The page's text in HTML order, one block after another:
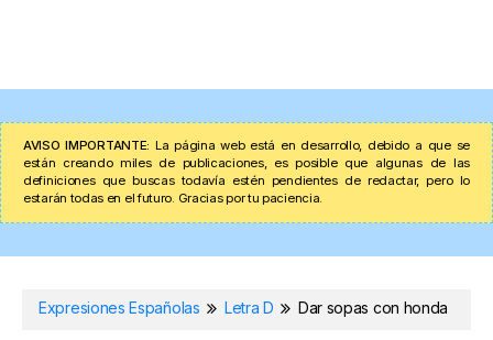
AVISO IMPORTANTE: La página web está en desarrollo, debido a que se
están creando miles de publicaciones, es posible que algunas de las
definiciones que buscas todavía estén pendientes de redactar, pero lo
estarán todas en el futuro. Gracias por tu paciencia.
Expresiones Españolas Letra D Dar sopas con honda